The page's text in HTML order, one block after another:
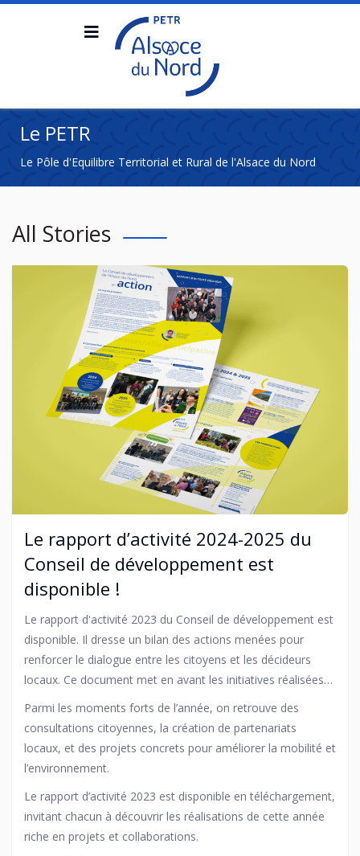
Le PETR
Le Pôle d'Equilibre Territorial et Rural de l'Alsace du Nord
All Stories
Le rapport d’activité 2024-2025 du
Conseil de développement est
disponible !
Le rapport d'activité 2023 du Conseil de développement est
disponible. Il dresse un bilan des actions menées pour
renforcer le dialogue entre les citoyens et les décideurs
locaux. Ce document met en avant les initiatives réalisées
dans des domaines clés comme la transition écologique,
l'aménagement urbain et la cohésion sociale.
Parmi les moments forts de l’année, on retrouve des
consultations citoyennes, la création de partenariats
locaux, et des projets concrets pour améliorer la mobilité et
l’environnement.
Le rapport d’activité 2023 est disponible en téléchargement,
invitant chacun à découvrir les réalisations de cette année
riche en projets et collaborations.